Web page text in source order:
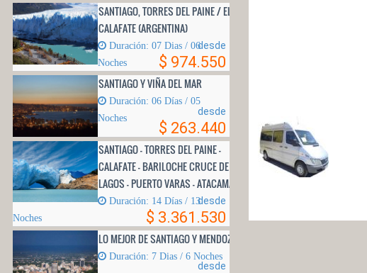
SANTIAGO, TORRES DEL PAINE / EL
CALAFATE (ARGENTINA)
Duración: 07 Dias / 06
Noches
desde
$ 974.550
SANTIAGO Y VIÑA DEL MAR
Duración: 06 Días / 05
Noches
desde
$ 263.440
SANTIAGO - TORRES DEL PAINE -
CALAFATE - BARILOCHE CRUCE DE
LAGOS - PUERTO VARAS - ATACAMA
Duración: 14 Días / 13
Noches
desde
$ 3.361.530
LO MEJOR DE SANTIAGO Y MENDOZA
Duración: 7 Dias / 6 Noches
desde